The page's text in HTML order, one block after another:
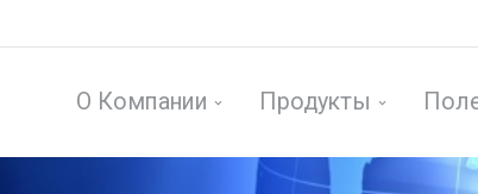
О Компании Продукты